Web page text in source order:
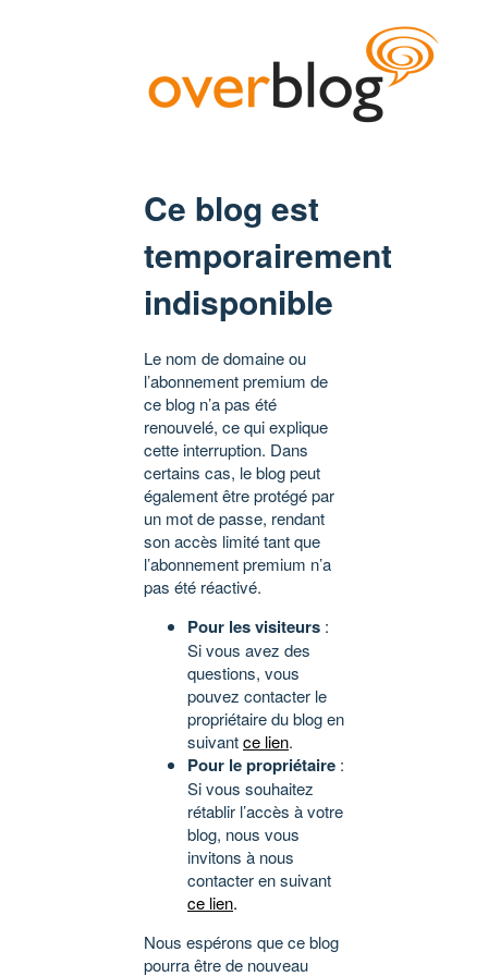
Ce blog est
temporairement
indisponible
Le nom de domaine ou
l’abonnement premium de
ce blog n’a pas été
renouvelé, ce qui explique
cette interruption. Dans
certains cas, le blog peut
également être protégé par
un mot de passe, rendant
son accès limité tant que
l’abonnement premium n’a
pas été réactivé.
Pour les visiteurs :
Si vous avez des
questions, vous
pouvez contacter le
propriétaire du blog en
suivantce lien.
Pour le propriétaire :
Si vous souhaitez
rétablir l’accès à votre
blog, nous vous
invitons à nous
contacter en suivant
ce lien.
Nous espérons que ce blog
pourra être de nouveau